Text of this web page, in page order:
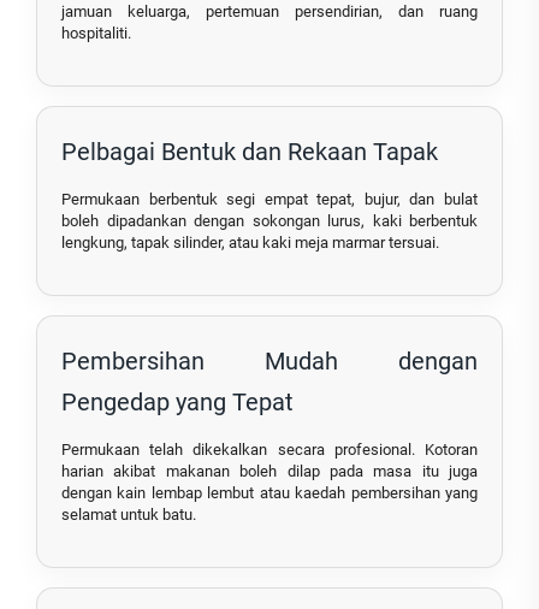
jamuan keluarga, pertemuan persendirian, dan ruang
hospitaliti.
Pelbagai Bentuk dan Rekaan Tapak
Permukaan berbentuk segi empat tepat, bujur, dan bulat
boleh dipadankan dengan sokongan lurus, kaki berbentuk
lengkung, tapak silinder, atau kaki meja marmar tersuai.
Pembersihan Mudah dengan
Pengedap yang Tepat
Permukaan telah dikekalkan secara profesional. Kotoran
harian akibat makanan boleh dilap pada masa itu juga
dengan kain lembap lembut atau kaedah pembersihan yang
selamat untuk batu.